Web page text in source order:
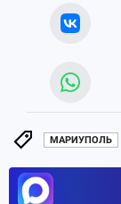
МАРИУПОЛЬ